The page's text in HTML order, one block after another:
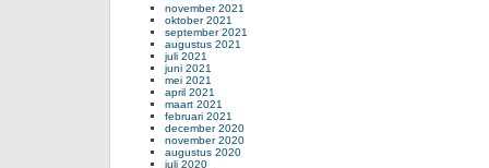
november 2021
oktober 2021
september 2021
augustus 2021
juli 2021
juni 2021
mei 2021
april 2021
maart 2021
februari 2021
december 2020
november 2020
augustus 2020
juli 2020